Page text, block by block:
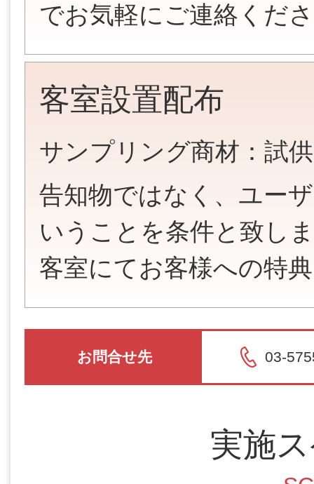
でお気軽にご連絡くだ
客室設置配布
サンプリング商材：試
告知物ではなく、ユー
いうことを条件と致し
客室にてお客様への特
お問合せ先 03-
実施